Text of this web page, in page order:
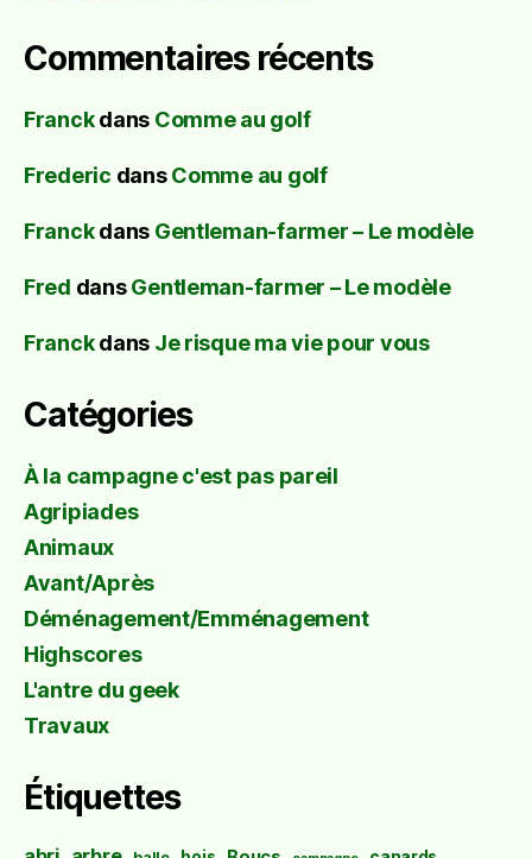
Commentaires récents
Franckdans Comme au golf
Frederic dansComme au golf
Franckdans Gentleman-farmer – Le modèle
Fred dansGentleman-farmer – Le modèle
Franckdans Je risque ma vie pour vous
Catégories
À la campagne c'est pas pareil
Agripiades
Animaux
Avant/Après
Déménagement/Emménagement
Highscores
L'antre du geek
Travaux
Étiquettes